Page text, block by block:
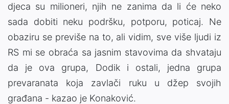
djeca su milioneri, njih ne zanima da li će neko
sada dobiti neku podršku, potporu, poticaj. Ne
obaziru se previše na to, ali vidim, sve više ljudi iz
RS mi se obraća sa jasnim stavovima da shvataju
da je ova grupa, Dodik i ostali, jedna grupa
prevaranata koja zavlači ruku u džep svojih
građana - kazao je Konaković.